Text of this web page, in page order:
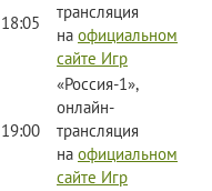
18:05
трансляция
на официальном
сайте Игр
19:00
«Россия-1»,
онлайн-
трансляция
на официальном
сайте Игр